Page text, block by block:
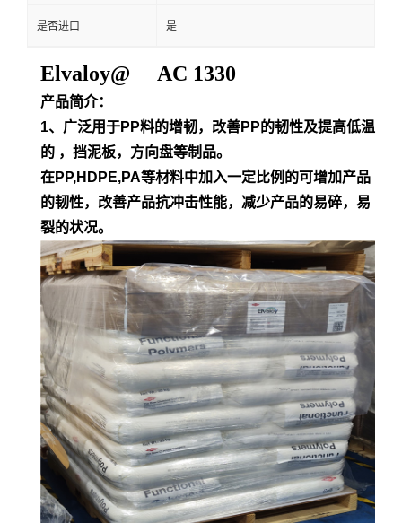
是否进口 是
Elvaloy@ AC 1330
产品简介：
1、广泛用于PP料的增韧，改善PP的韧性及提高低温
的 ，挡泥板，方向盘等制品。
在PP,HDPE,PA等材料中加入一定比例的可增加产品
的韧性，改善产品抗冲击性能，减少产品的易碎，易
裂的状况。